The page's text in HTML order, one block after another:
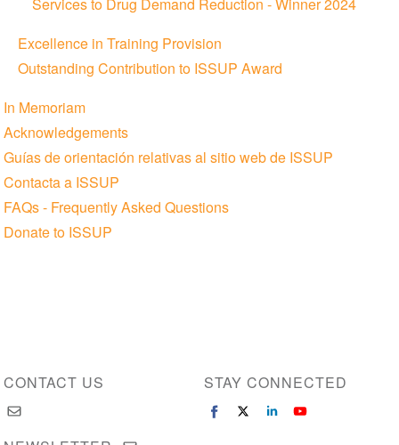
Services to Drug Demand Reduction - Winner 2024
Excellence in Training Provision
Outstanding Contribution to ISSUP Award
In Memoriam
Acknowledgements
Guías de orientación relativas al sitio web de ISSUP
Contacta a ISSUP
FAQs - Frequently Asked Questions
Donate to ISSUP
CONTACT US STAY CONNECTED